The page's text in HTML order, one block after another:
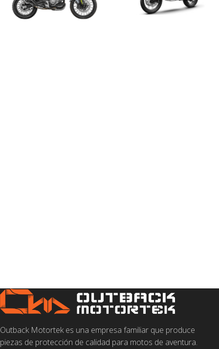
Outback Motortek es una empresa familiar que produce
piezas de protección de calidad para motos de aventura.